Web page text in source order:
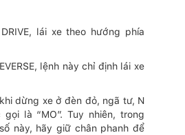
lái xe theo hướng phía
lệnh này chỉ định lái xe
dừng xe ở đèn đỏ, ngã tư, N
là “MO”. Tuy nhiên, trong
này, hãy giữ chân phanh để